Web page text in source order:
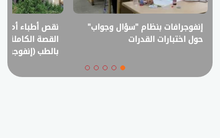
نقص أطباء أم فائض خريجين؟..
القصة الكاملة لمقترح خفض القبول
انفوجراف..
في امتحانات